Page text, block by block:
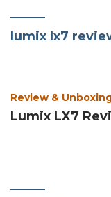
lumix lx7
Review &
Lumix LX7